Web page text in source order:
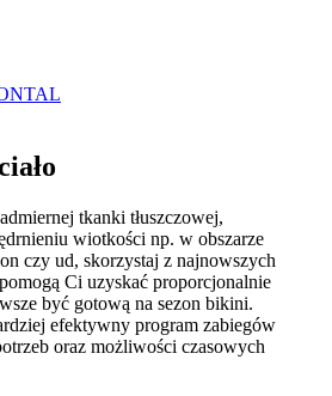
tkanki tłuszczowej,
wiotkości np. w obszarze
czy ud, skorzystaj z najnowszych
Ci uzyskać proporcjonalnie
być gotową na sezon bikini.
efektywny program zabiegów
oraz możliwości czasowych